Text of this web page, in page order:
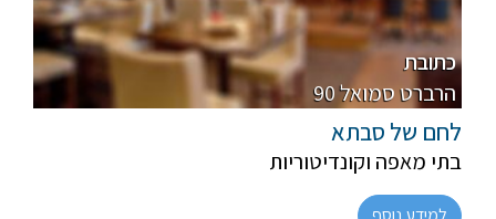
מהדרין
פרווה
כתובת
90 הרברט סמואל
לחם של סבתא
בתי מאפה וקונדיטוריות